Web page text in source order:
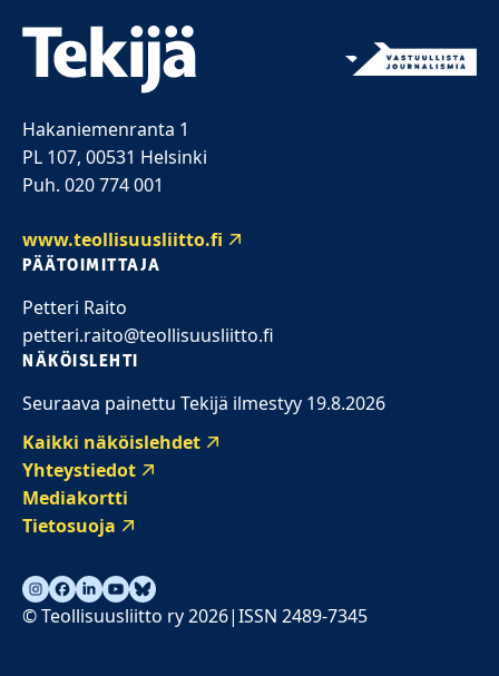
Hakaniemenranta 1
PL 107, 00531 Helsinki
Puh. 020 774 001
www.teollisuusliitto.fi
PÄÄTOIMITTAJA
Petteri Raito
petteri.raito@teollisuusliitto.fi
NÄKÖISLEHTI
Seuraava painettu Tekijä ilmestyy 19.8.2026
Kaikki näköislehdet
Yhteystiedot
Mediakortti
Tietosuoja
© Teollisuusliitto ry 2026|ISSN 2489-7345